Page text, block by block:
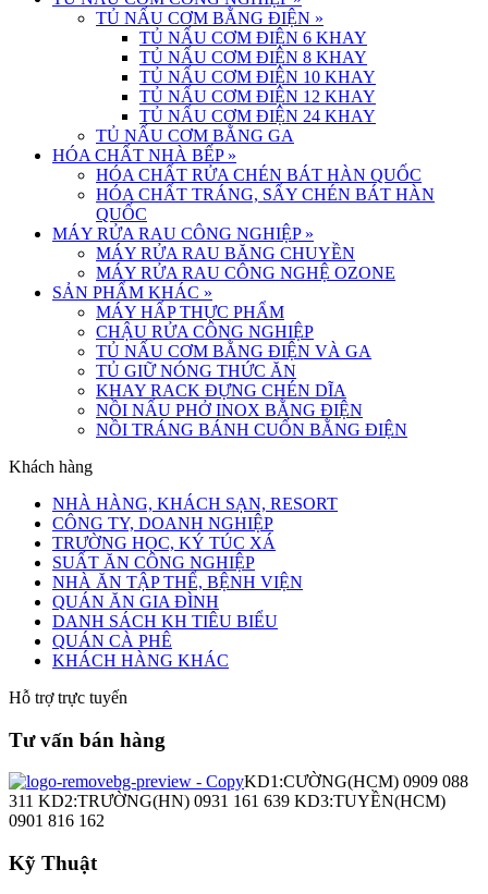
TỦ NẤU CƠM BẰNG ĐIỆN »
TỦ NẤU CƠM ĐIỆN 6 KHAY
TỦ NẤU CƠM ĐIỆN 8 KHAY
TỦ NẤU CƠM ĐIỆN 10 KHAY
TỦ NẤU CƠM ĐIỆN 12 KHAY
TỦ NẤU CƠM ĐIỆN 24 KHAY
TỦ NẤU CƠM BẰNG GA
HÓA CHẤT NHÀ BẾP »
HÓA CHẤT RỬA CHÉN BÁT HÀN QUỐC
HÓA CHẤT TRÁNG, SẤY CHÉN BÁT HÀN
QUỐC
MÁY RỬA RAU CÔNG NGHIỆP »
MÁY RỬA RAU BĂNG CHUYỀN
MÁY RỬA RAU CÔNG NGHỆ OZONE
SẢN PHẨM KHÁC »
MÁY HẤP THỰC PHẨM
CHẬU RỬA CÔNG NGHIỆP
TỦ NẤU CƠM BẰNG ĐIỆN VÀ GA
TỦ GIỮ NÓNG THỨC ĂN
KHAY RACK ĐỰNG CHÉN DĨA
NỒI NẤU PHỞ INOX BẰNG ĐIỆN
NỒI TRÁNG BÁNH CUỐN BẰNG ĐIỆN
Khách hàng
NHÀ HÀNG, KHÁCH SẠN, RESORT
CÔNG TY, DOANH NGHIỆP
TRƯỜNG HỌC, KÝ TÚC XÁ
SUẤT ĂN CÔNG NGHIỆP
NHÀ ĂN TẬP THỂ, BỆNH VIỆN
QUÁN ĂN GIA ĐÌNH
DANH SÁCH KH TIÊU BIỂU
QUÁN CÀ PHÊ
KHÁCH HÀNG KHÁC
Hỗ trợ trực tuyến
Tư vấn bán hàng
KD1:CƯỜNG(HCM) 0909 088
311 KD2:TRƯỜNG(HN) 0931 161 639 KD3:TUYỀN(HCM)
0901 816 162
Kỹ Thuật